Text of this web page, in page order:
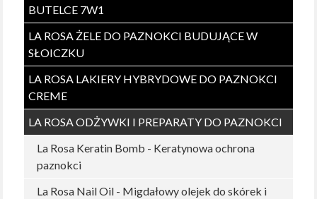
BUTELCE 7W1
LA ROSA ŻELE DO PAZNOKCI BUDUJĄCE W
SŁOICZKU
LA ROSA LAKIERY HYBRYDOWE DO PAZNOKCI
CREME
LA ROSA ODŻYWKI I PREPARATY DO PAZNOKCI
La Rosa Keratin Bomb - Keratynowa ochrona
paznokci
La Rosa Nail Oil - Migdałowy olejek do skórek i